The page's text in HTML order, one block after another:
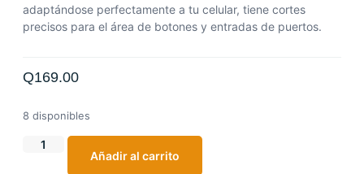
adaptándose perfectamente a tu celular, tiene cortes
precisos para el área de botones y entradas de puertos.
Q169.00
8 disponibles
Añadir al carrito